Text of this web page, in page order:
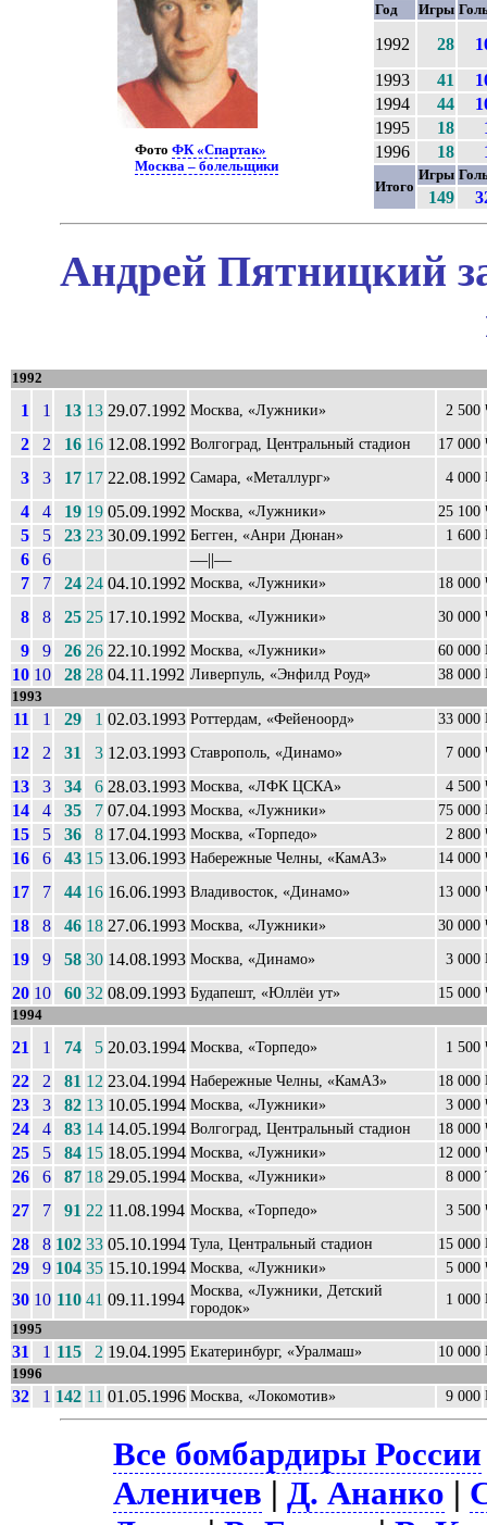
ФотоФК «Спартак»
Москва – болельщики
Год Игры
1992 28
1993
41
1994
44
1995
18
1996
18
Итого
Игры
149
Андрей Пятницкий
1992
1 1 13 13 29.07.1992 Москва, «Лужники» 2 500
2 2 16 16 12.08.1992 Волгоград, Центральный стадион 17 000
3 3 17 17 22.08.1992 Самара, «Металлург» 4 000
4 4 19 19 05.09.1992 Москва, «Лужники» 25 100
5 5 23 23 30.09.1992 Бегген, «Анри Дюнан» 1 600
6 6
––||––
7
7 24 24 04.10.1992 Москва, «Лужники» 18 000
8 8 25 25 17.10.1992 Москва, «Лужники» 30 000
9 9 26 26 22.10.1992 Москва, «Лужники» 60 000
10 10 28 28 04.11.1992 Ливерпуль, «Энфилд Роуд» 38 000
1993
11 1 29 1 02.03.1993 Роттердам, «Фейеноорд» 33 000
12 2 31 3 12.03.1993 Ставрополь, «Динамо» 7 000
13 3 34 6 28.03.1993 Москва, «ЛФК ЦСКА» 4 500
14 4 35 7 07.04.1993 Москва, «Лужники» 75 000
15 5 36 8 17.04.1993 Москва, «Торпедо» 2 800
16 6 43 15 13.06.1993 Набережные Челны, «КамАЗ» 14 000
17 7 44 16 16.06.1993 Владивосток, «Динамо» 13 000
18 8 46 18 27.06.1993 Москва, «Лужники» 30 000
19 9 58 30 14.08.1993 Москва, «Динамо» 3 000
20 10 60 32 08.09.1993 Будапешт, «Юллёи ут» 15 000
1994
21 1 74 5 20.03.1994 Москва, «Торпедо» 1 500
22 2 81 12 23.04.1994 Набережные Челны, «КамАЗ» 18 000
23 3 82 13 10.05.1994 Москва, «Лужники» 3 000
24 4 83 14 14.05.1994 Волгоград, Центральный стадион 18 000
25 5 84 15 18.05.1994 Москва, «Лужники» 12 000
26 6 87 18 29.05.1994 Москва, «Лужники» 8 000
27 7 91 22 11.08.1994 Москва, «Торпедо» 3 500
28 8 102 33 05.10.1994 Тула, Центральный стадион 15 000
29 9 104 35 15.10.1994 Москва, «Лужники» 5 000
30 10 110 41 09.11.1994 Москва, «Лужники, Детский
городок»
1 000
1995
31 1 115 2 19.04.1995 Екатеринбург, «Уралмаш» 10 000
1996
32 1 142 11 01.05.1996 Москва, «Локомотив» 9 000
Все бомбардиры России
Аленичев |Д. Ананко |